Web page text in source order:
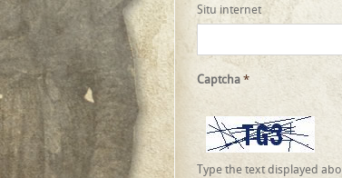
Situ internet
Captcha*
Type the text displayed